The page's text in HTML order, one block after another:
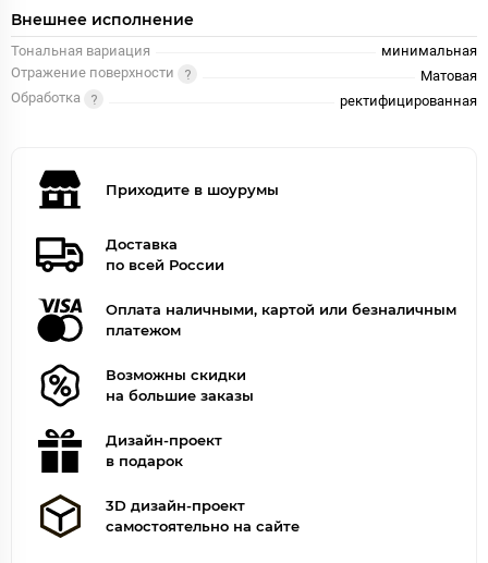
Внешнее исполнение
Тональная вариация
минимальная
Отражение поверхности
Матовая
Обработка
ректифицированная
Приходите в шоурумы
Доставка
по всей России
Оплата наличными, картой или безналичным
платежом
Возможны скидки
на большие заказы
Дизайн-проект
в подарок
3D дизайн-проект
самостоятельно на сайте